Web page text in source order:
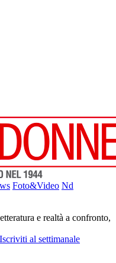
Foto&Video Nd
e realtà a confronto,
Iscriviti al settimanale